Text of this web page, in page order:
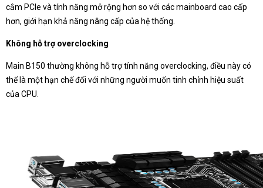
cắm PCIe và tính năng mở rộng hơn so với các mainboard cao cấp
hơn, giới hạn khả năng nâng cấp của hệ thống.
Không hỗ trợ overclocking
Main B150 thường không hỗ trợ tính năng overclocking, điều này có
thể là một hạn chế đối với những người muốn tinh chỉnh hiệu suất
của CPU.